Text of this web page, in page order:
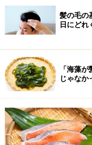
髪の毛の
日にどれ
「海藻
じゃなか